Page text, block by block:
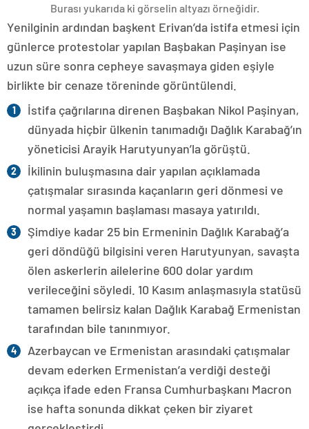
Burası yukarıda ki görselin altyazı örneğidir.
Yenilginin ardından başkent Erivan’da istifa etmesi için
günlerce protestolar yapılan Başbakan Paşinyan ise
uzun süre sonra cepheye savaşmaya giden eşiyle
birlikte bir cenaze töreninde görüntülendi.
İstifa çağrılarına direnen Başbakan Nikol Paşinyan,
dünyada hiçbir ülkenin tanımadığı Dağlık Karabağ’ın
yöneticisi Arayik Harutyunyan’la görüştü.
İkilinin buluşmasına dair yapılan açıklamada
çatışmalar sırasında kaçanların geri dönmesi ve
normal yaşamın başlaması masaya yatırıldı.
Şimdiye kadar 25 bin Ermeninin Dağlık Karabağ’a
geri döndüğü bilgisini veren Harutyunyan, savaşta
ölen askerlerin ailelerine 600 dolar yardım
verileceğini söyledi. 10 Kasım anlaşmasıyla statüsü
tamamen belirsiz kalan Dağlık Karabağ Ermenistan
tarafından bile tanınmıyor.
Azerbaycan ve Ermenistan arasındaki çatışmalar
devam ederken Ermenistan’a verdiği desteği
açıkça ifade eden Fransa Cumhurbaşkanı Macron
ise hafta sonunda dikkat çeken bir ziyaret